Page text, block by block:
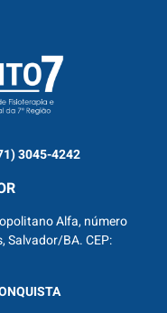
3045-4242
Alfa, número
Salvador/BA. CEP: